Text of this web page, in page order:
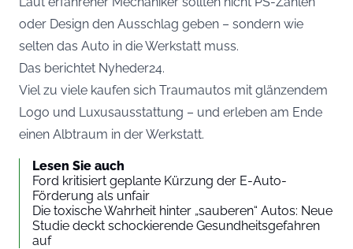
oder Design den Ausschlag geben – sondern wie
selten das Auto in die Werkstatt muss.
Das berichtet Nyheder24.
Viel zu viele kaufen sich Traumautos mit glänzendem
Logo und Luxusausstattung – und erleben am Ende
einen Albtraum in der Werkstatt.
Lesen Sie auch
Ford kritisiert geplante Kürzung der E-Auto-
Förderung als unfair
Die toxische Wahrheit hinter „sauberen“ Autos: Neue
Studie deckt schockierende Gesundheitsgefahren
auf